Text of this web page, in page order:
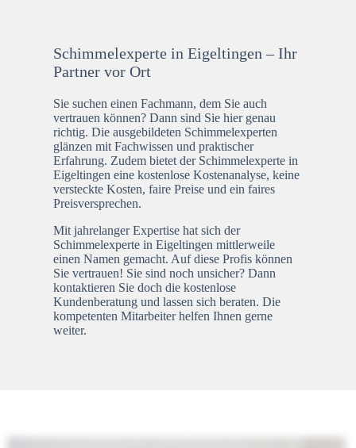
Schimmelexperte in Eigeltingen – Ihr
Partner vor Ort
Sie suchen einen Fachmann, dem Sie auch
vertrauen können? Dann sind Sie hier genau
richtig. Die ausgebildeten Schimmelexperten
glänzen mit Fachwissen und praktischer
Erfahrung. Zudem bietet der Schimmelexperte in
Eigeltingen eine kostenlose Kostenanalyse, keine
versteckte Kosten, faire Preise und ein faires
Preisversprechen.
Mit jahrelanger Expertise hat sich der
Schimmelexperte in Eigeltingen mittlerweile
einen Namen gemacht. Auf diese Profis können
Sie vertrauen! Sie sind noch unsicher? Dann
kontaktieren Sie doch die kostenlose
Kundenberatung und lassen sich beraten. Die
kompetenten Mitarbeiter helfen Ihnen gerne
weiter.